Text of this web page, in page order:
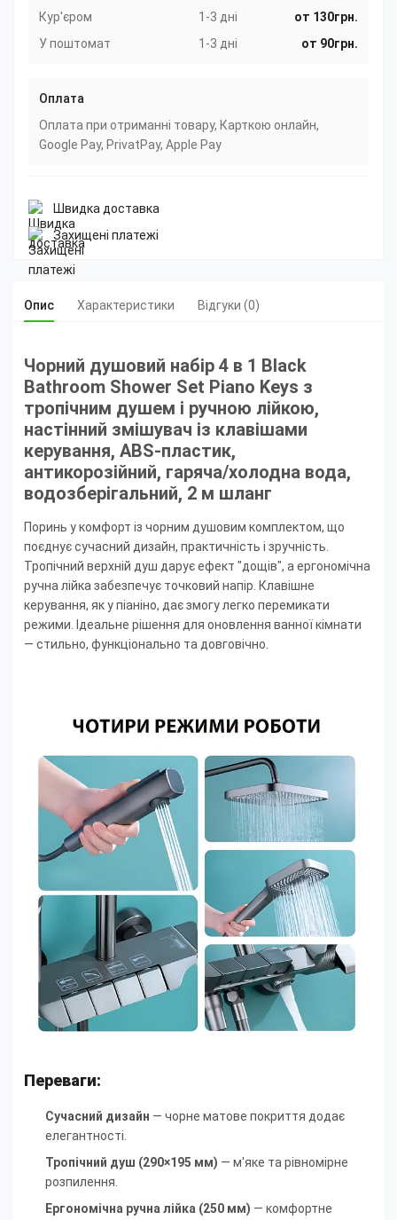
Кур'єром
1-3 дні
от 130грн.
У поштомат
1-3 дні от 90грн.
Оплата
Оплата при отриманні товару, Карткою онлайн,
Google Pay, PrivatPay, Apple Pay
Швидка доставка
Захищені платежі
Опис Характеристики Відгуки (0)
Чорний душовий набір 4 в 1 Black
Bathroom Shower Set Piano Keys з
тропічним душем і ручною лійкою,
настінний змішувач із клавішами
керування, ABS-пластик,
антикорозійний, гаряча/холодна вода,
водозберігальний, 2 м шланг
Поринь у комфорт із чорним душовим комплектом, що
поєднує сучасний дизайн, практичність і зручність.
Тропічний верхній душ дарує ефект "дощів", а ергономічна
ручна лійка забезпечує точковий напір. Клавішне
керування, як у піаніно, дає змогу легко перемикати
режими. Ідеальне рішення для оновлення ванної кімнати
— стильно, функціонально та довговічно.
Переваги:
Сучасний дизайн — чорне матове покриття додає
елегантності.
Тропічний душ (290×195 мм) — м'яке та рівномірне
розпилення.
Ергономічна ручна лійка (250 мм) — комфортне